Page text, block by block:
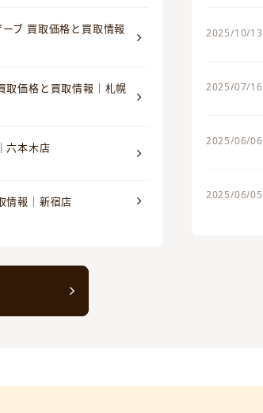
ブ 買取価格と買取情報
取価格と買取情報｜札幌
六本木店
情報｜新宿店
2025/10/13
2025/07/16
2025/06/06
2025/06/05